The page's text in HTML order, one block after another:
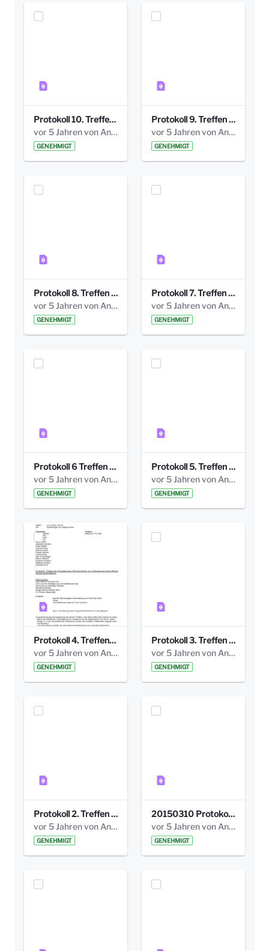
Protokoll 10. Treffen 20150720 AG Bismarckplatz.pdf
vor 5 Jahren von Anni Schlumberger
GENEHMIGT
Protokoll 9. Treffen 20150528 AG Bismarckplatz.pdf
vor 5 Jahren von Anni Schlumberger
GENEHMIGT
Protokoll 8. Treffen 20150330 AG Bismarckplatz.pdf
vor 5 Jahren von Anni Schlumberger
GENEHMIGT
Protokoll 7. Treffen 20150308 AG Bismarckplatz.pdf
vor 5 Jahren von Anni Schlumberger
GENEHMIGT
Protokoll 6 Treffen 20150205 AG Bismarckplatz.pdf
vor 5 Jahren von Anni Schlumberger
GENEHMIGT
Protokoll 5. Treffen 20141208 AG Bismarkplatz.pdf
vor 5 Jahren von Anni Schlumberger
GENEHMIGT
Protokoll 4. Treffen_20141113 AG Bismarckplatz.pdf
vor 5 Jahren von Anni Schlumberger
GENEHMIGT
Protokoll 3. Treffen 20141016 AG Bismarckplatz.pdf
vor 5 Jahren von Anni Schlumberger
GENEHMIGT
Protokoll 2. Treffen 20140315 AG Bismarckplatz.pdf
vor 5 Jahren von Anni Schlumberger
GENEHMIGT
20150310 Protokoll Bismarckplatz_UrbanG_02.pdf
vor 5 Jahren von Anni Schlumberger
GENEHMIGT